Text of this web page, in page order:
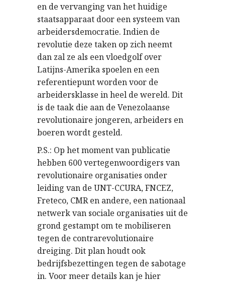
en de vervanging van het huidige
staatsapparaat door een systeem van
arbeidersdemocratie. Indien de
revolutie deze taken op zich neemt
dan zal ze als een vloedgolf over
Latijns-Amerika spoelen en een
referentiepunt worden voor de
arbeidersklasse in heel de wereld. Dit
is de taak die aan de Venezolaanse
revolutionaire jongeren, arbeiders en
boeren wordt gesteld.
P.S.: Op het moment van publicatie
hebben 600 vertegenwoordigers van
revolutionaire organisaties onder
leiding van de UNT-CCURA, FNCEZ,
Freteco, CMR en andere, een nationaal
netwerk van sociale organisaties uit de
grond gestampt om te mobiliseren
tegen de contrarevolutionaire
dreiging. Dit plan houdt ook
bedrijfsbezettingen tegen de sabotage
in. Voor meer details kan je hier